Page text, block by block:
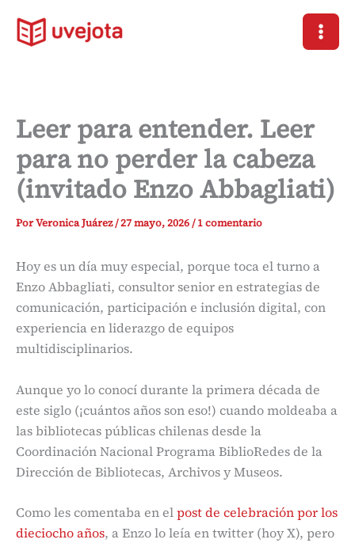
contenido
Leer para entender. Leer
para no perder la cabeza
(invitado Enzo Abbagliati)
PorVeronica Juárez/27 mayo, 2026/1 comentario
Hoy es un día muy especial, porque toca el turno a
Enzo Abbagliati, consultor senior en estrategias de
comunicación, participación e inclusión digital, con
experiencia en liderazgo de equipos
multidisciplinarios.
Aunque yo lo conocí durante la primera década de
este siglo (¡cuántos años son eso!) cuando moldeaba a
las bibliotecas públicas chilenas desde la
Coordinación Nacional Programa BiblioRedes de la
Dirección de Bibliotecas, Archivos y Museos.
Como les comentaba en elpost de celebración por los
dieciocho años, a Enzo lo leía en twitter (hoy X), pero